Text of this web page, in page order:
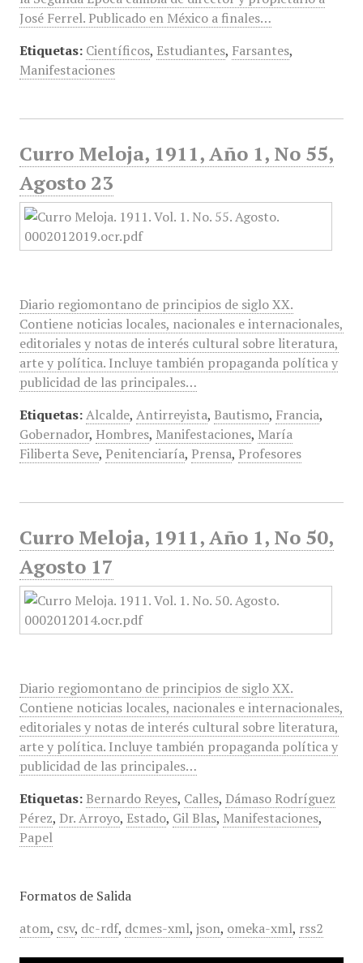
José Ferrel. Publicado en México a finales…
Etiquetas: Científicos, Estudiantes, Farsantes,
Manifestaciones
Curro Meloja, 1911, Año 1, No 55,
Agosto 23
Diario regiomontano de principios de siglo XX.
Contiene noticias locales, nacionales e internacionales,
editoriales y notas de interés cultural sobre literatura,
arte y política. Incluye también propaganda política y
publicidad de las principales…
Etiquetas: Alcalde, Antirreyista, Bautismo, Francia,
Gobernador, Hombres, Manifestaciones, María
Filiberta Seve, Penitenciaría, Prensa, Profesores
Curro Meloja, 1911, Año 1, No 50,
Agosto 17
Diario regiomontano de principios de siglo XX.
Contiene noticias locales, nacionales e internacionales,
editoriales y notas de interés cultural sobre literatura,
arte y política. Incluye también propaganda política y
publicidad de las principales…
Etiquetas: Bernardo Reyes, Calles, Dámaso Rodríguez
Pérez, Dr. Arroyo, Estado, Gil Blas, Manifestaciones,
Papel
Formatos de Salida
atom, csv, dc-rdf, dcmes-xml, json, omeka-xml, rss2